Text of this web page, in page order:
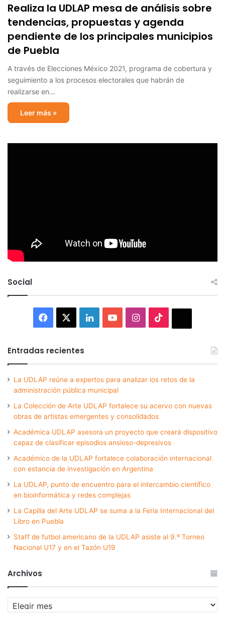
Realiza la UDLAP mesa de análisis sobre
tendencias, propuestas y agenda
pendiente de los principales municipios
de Puebla
A través de Elecciones México 2021, programa de cobertura y
seguimiento a los procesos electorales que habrán de
realizarse en…
Leer más »
Social
Facebook LinkedInYouTubeInstagram
Entradas recientes
La UDLAP reúne a expertos para analizar los retos de la
administración pública municipal
La Colección de Arte UDLAP fortalece su acervo con nuevas
obras de artistas emergentes y consolidados
Académica UDLAP asesora un proyecto que creará dispositivo
capaz de clasificar episodios ansioso-depresivos
Académico de la UDLAP fortalece colaboración internacional
con estancia de investigación en Argentina
La UDLAP, punto de encuentro para el intercambio científico
en bioinformática y redes complejas
La Capilla del Arte UDLAP se suma a la Feria Internacional del
Libro en Puebla
Staff de futbol americano de la UDLAP asiste al 9.º Torneo
Nacional U17 y en el Tazón U19
Archivos
Archivos